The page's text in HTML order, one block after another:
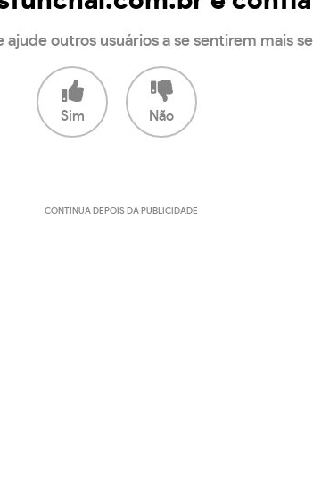
ajude outros usuários a se sentirem mais
Sim Não
CONTINUA DEPOIS DA PUBLICIDADE